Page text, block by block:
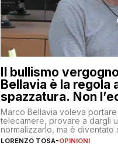
Il bullismo
Bellavia è la regola
spazzatura. Non
Marco Bellavia voleva
telecamere, provare a dargli
normalizzarlo, ma è
copione
LORENZO TOSA-OPINIONI